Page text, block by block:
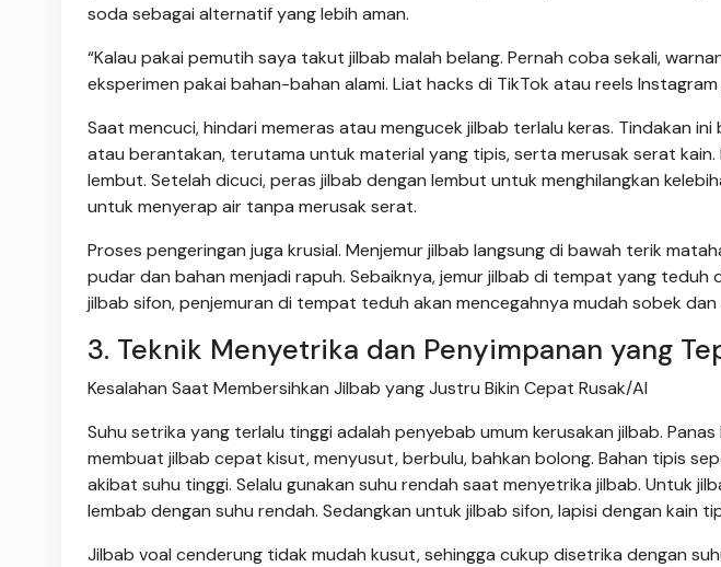
soda sebagai alternatif yang lebih aman.
“Kalau pakai pemutih saya takut jilbab malah belang. Pernah coba sekali,
eksperimen pakai bahan-bahan alami. Liat hacks di TikTok atau reels Instagram
Saat mencuci, hindari memeras atau mengucek jilbab terlalu keras. Tindakan
atau berantakan, terutama untuk material yang tipis, serta merusak serat kain.
lembut. Setelah dicuci, peras jilbab dengan lembut untuk menghilangkan
untuk menyerap air tanpa merusak serat.
Proses pengeringan juga krusial. Menjemur jilbab langsung di bawah terik
pudar dan bahan menjadi rapuh. Sebaiknya, jemur jilbab di tempat yang teduh
jilbab sifon, penjemuran di tempat teduh akan mencegahnya mudah sobek
3. Teknik Menyetrika dan Penyimpanan yang
Kesalahan Saat Membersihkan Jilbab yang Justru Bikin Cepat Rusak/AI
Suhu setrika yang terlalu tinggi adalah penyebab umum kerusakan jilbab.
membuat jilbab cepat kisut, menyusut, berbulu, bahkan bolong. Bahan tipis
akibat suhu tinggi. Selalu gunakan suhu rendah saat menyetrika jilbab. Untuk
lembab dengan suhu rendah. Sedangkan untuk jilbab sifon, lapisi dengan kain
Jilbab voal cenderung tidak mudah kusut, sehingga cukup disetrika dengan